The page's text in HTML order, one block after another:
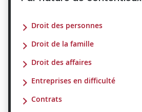
Droit des personnes
Droit de la famille
Droit des affaires
Entreprises en difficulté
Contrats